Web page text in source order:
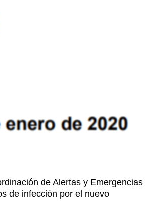
de Alertas y Emergencias
de infección por el nuevo